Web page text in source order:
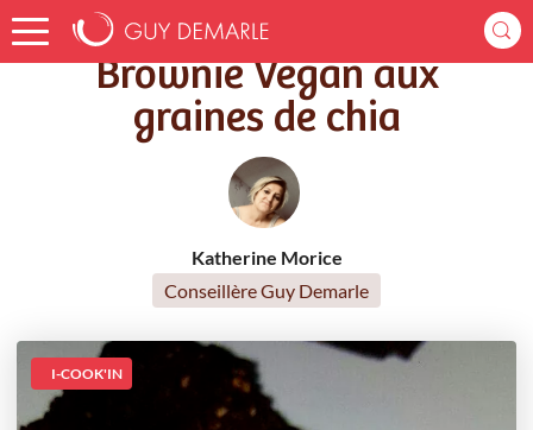
Accueil Recettes Brownie Vegan aux graines de chia
Brownie Vegan aux
graines de chia
Katherine Morice
Conseillère Guy Demarle
I-COOK'IN